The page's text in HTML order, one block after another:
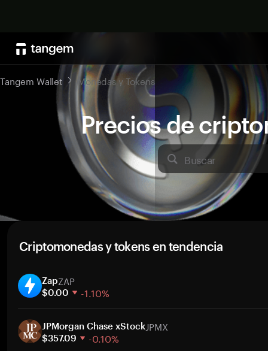
Precios de
Buscar
Tangem Wallet Monedas y Tokens
Criptomonedas y tokens en tendencia
ZapZAP
$0.00 -1.10%
30 días
Capitalización de mercado
JPMorgan Chase xStockJPMX
$357.09 -0.10%